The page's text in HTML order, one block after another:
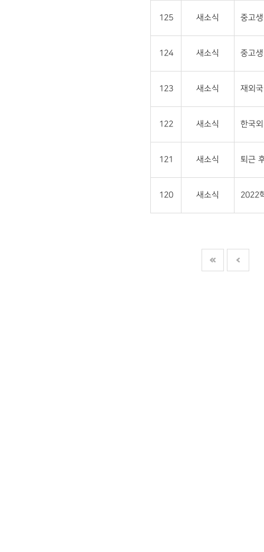
125 새소식 중고
124 새소식 중고
123 새소식 재외
122 새소식 한국
121 새소식 퇴근
120 새소식 2022